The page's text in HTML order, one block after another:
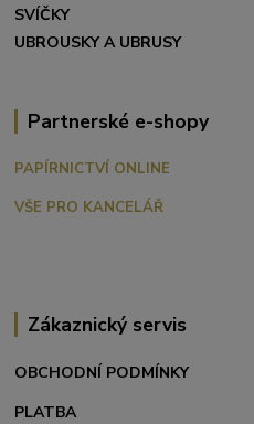
SVÍČKY
UBROUSKY A UBRUSY
Partnerské e-shopy
PAPÍRNICTVÍ ONLINE
VŠE PRO KANCELÁŘ
Zákaznický servis
OBCHODNÍ PODMÍNKY
PLATBA